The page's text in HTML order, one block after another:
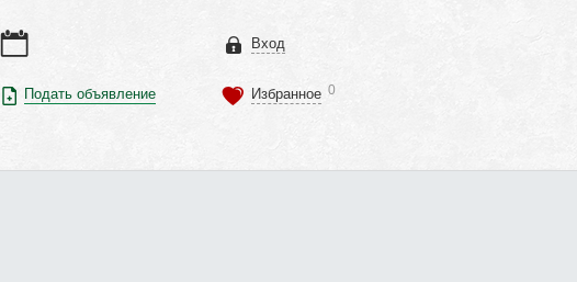
Подать объявление
Вход
Избранное 0